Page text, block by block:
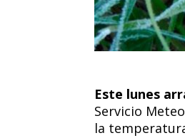
Este lunes
Servicio
la